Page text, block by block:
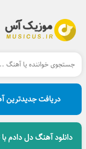
دریافت جدیدترین
دانلود آهنگ دل دادم با